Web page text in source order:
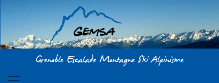
Aller au contenu principal
Grenoble Escalade Montagne Ski Alpinisme